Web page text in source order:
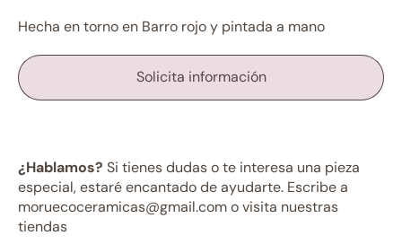
Hecha en torno en Barro rojo y pintada a mano
Solicita información
¿Hablamos? Si tienes dudas o te interesa una pieza
especial, estaré encantado de ayudarte. Escribe a
moruecoceramicas@gmail.com o visita nuestras
tiendas